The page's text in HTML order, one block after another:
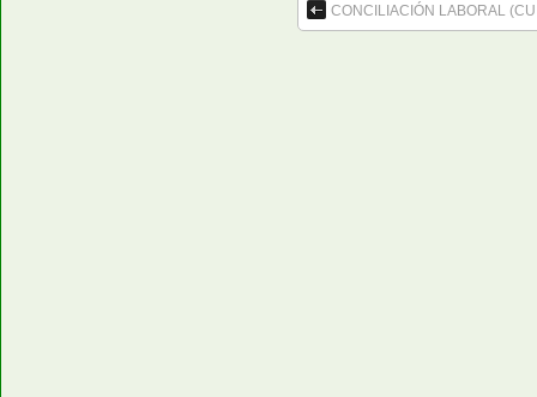
CONCILIACIÓN LABORAL